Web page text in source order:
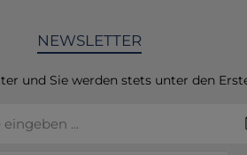
Helligkeit der
rechtzeitig
NEWSLETTER
und Sie werden stets unter den